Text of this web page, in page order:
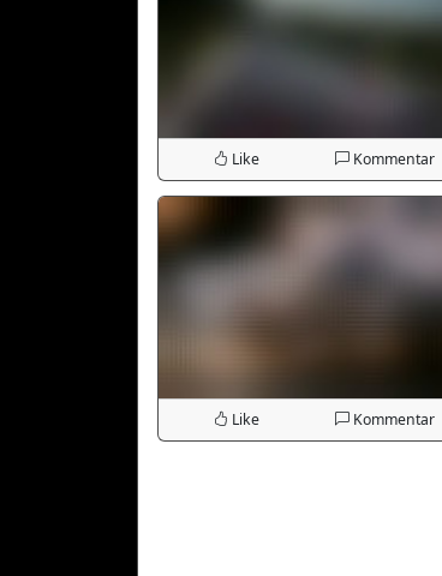
Like Kommentar
Like Kommentar